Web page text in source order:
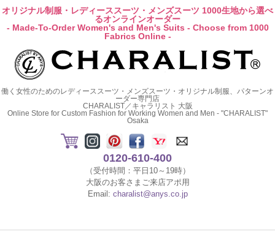
オリジナル制服・レディーススーツ・メンズスーツ 1000生地から選べ
るオンラインオーダー
- Made-To-Order Women's and Men's Suits - Choose from 1000
Fabrics Online -
働く女性のためのレディーススーツ・メンズスーツ・オリジナル制服、パターンオ
ーダー専門店
CHARALIST／キャラリスト 大阪
Online Store for Custom Fashion for Working Women and Men - "CHARALIST"
Osaka
0120-610-400
（受付時間：平日10～19時）
大阪のお客さまご来店アポ用
Email: charalist@anys.co.jp